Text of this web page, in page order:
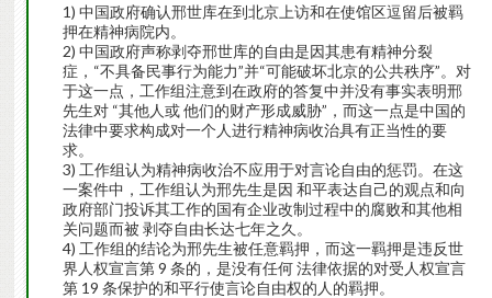
1) 中国政府确认邢世库在到北京上访和在使馆区逗留后被羁
押在精神病院内。
2) 中国政府声称剥夺邢世库的自由是因其患有精神分裂
症，“不具备民事行为能力”并“可能破坏北京的公共秩序”。对
于这一点，工作组注意到在政府的答复中并没有事实表明邢
先生对 “其他人或 他们的财产形成威胁”，而这一点是中国的
法律中要求构成对一个人进行精神病收治具有正当性的要
求。
3) 工作组认为精神病收治不应用于对言论自由的惩罚。在这
一案件中，工作组认为邢先生是因 和平表达自己的观点和向
政府部门投诉其工作的国有企业改制过程中的腐败和其他相
关问题而被 剥夺自由长达七年之久。
4) 工作组的结论为邢先生被任意羁押，而这一羁押是违反世
界人权宣言第 9 条的，是没有任何 法律依据的对受人权宣言
第 19 条保护的和平行使言论自由权的人的羁押。